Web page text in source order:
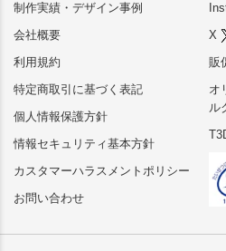
制作実績・デザイン事例
会社概要
利用規約
特定商取引に基づく表記
個人情報保護方針
情報セキュリティ基本方針
カスタマーハラスメントポリシー
お問い合わせ
X
販
オ
ル